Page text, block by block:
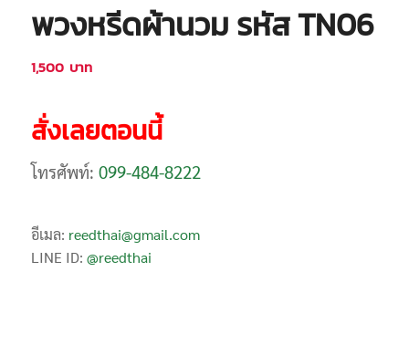
พวงหรีดผ้านวม รหัส TN06
1,500 บาท
สั่งเลยตอนนี้
โทรศัพท์: 099-484-8222
อีเมล: reedthai@gmail.com
LINE ID: @reedthai